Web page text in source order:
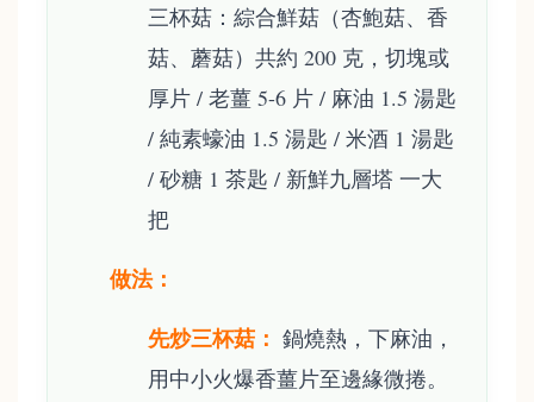
三杯菇：綜合鮮菇（杏鮑菇、香
菇、蘑菇）共約 200 克，切塊或
厚片 / 老薑 5-6 片 / 麻油 1.5 湯匙
/ 純素蠔油 1.5 湯匙 / 米酒 1 湯匙
/ 砂糖 1 茶匙 / 新鮮九層塔 一大
把
做法：
先炒三杯菇： 鍋燒熱，下麻油，
用中小火爆香薑片至邊緣微捲。